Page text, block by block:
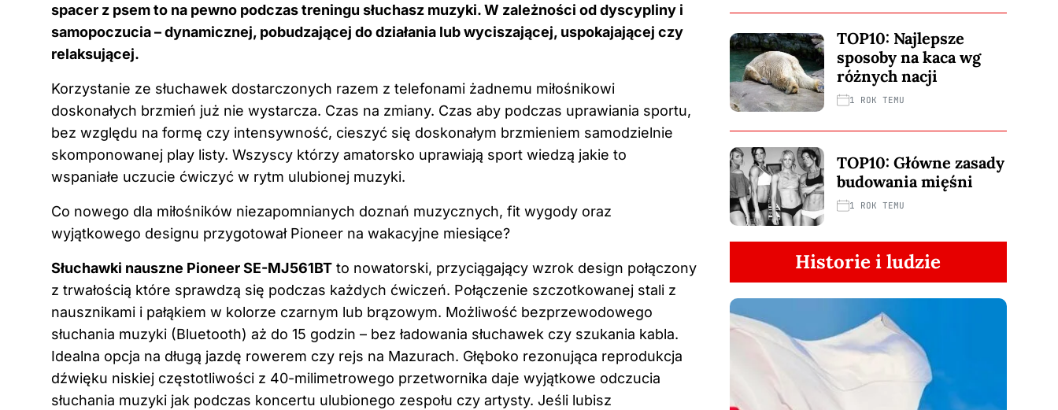
spacer z psem to na pewno podczas treningu słuchasz muzyki. W zależności od dyscypliny i
samopoczucia – dynamicznej, pobudzającej do działania lub wyciszającej, uspokajającej czy
relaksującej.
Korzystanie ze słuchawek dostarczonych razem z telefonami żadnemu miłośnikowi
doskonałych brzmień już nie wystarcza. Czas na zmiany. Czas aby podczas uprawiania sportu,
bez względu na formę czy intensywność, cieszyć się doskonałym brzmieniem samodzielnie
skomponowanej play listy. Wszyscy którzy amatorsko uprawiają sport wiedzą jakie to
wspaniałe uczucie ćwiczyć w rytm ulubionej muzyki.
Co nowego dla miłośników niezapomnianych doznań muzycznych, fit wygody oraz
wyjątkowego designu przygotował Pioneer na wakacyjne miesiące?
Słuchawki nauszne Pioneer SE-MJ561BT to nowatorski, przyciągający wzrok design połączony
z trwałością które sprawdzą się podczas każdych ćwiczeń. Połączenie szczotkowanej stali z
nausznikami i pałąkiem w kolorze czarnym lub brązowym. Możliwość bezprzewodowego
słuchania muzyki (Bluetooth) aż do 15 godzin – bez ładowania słuchawek czy szukania kabla.
Idealna opcja na długą jazdę rowerem czy rejs na Mazurach. Głęboko rezonująca reprodukcja
dźwięku niskiej częstotliwości z 40-milimetrowego przetwornika daje wyjątkowe odczucia
słuchania muzyki jak podczas koncertu ulubionego zespołu czy artysty. Jeśli lubisz
TOP10: Najlepsze
sposoby na kaca wg
różnych nacji
1 ROK TEMU
TOP10: Główne zasady
budowania mięśni
1 ROK TEMU
Historie i ludzie